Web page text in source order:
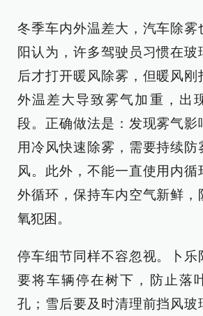
冬季车内外温差大，汽车除雾
阳认为，许多驾驶员习惯在
后才打开暖风除雾，但暖风刚
外温差大导致雾气加重，出
段。正确做法是：发现雾气影
用冷风快速除雾，需要持续防
风。此外，不能一直使用内循
外循环，保持车内空气新鲜，
氧犯困。
停车细节同样不容忽视。卜乐
要将车辆停在树下，防止落
孔；雪后要及时清理前挡风玻